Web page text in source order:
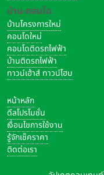
บ้าน-คอนโด
บ้านโครงการใหม่
คอนโดใหม่
คอนโดติดรถไฟฟ้า
บ้านติดรถไฟฟ้า
ทาวน์เฮ้าส์ ทาวน์โฮม
หน้าหลัก
ดีลโปรโมชั่น
เงื่อนไขการใช้งาน
รู้จักเช็คราคา
ติดต่อเรา